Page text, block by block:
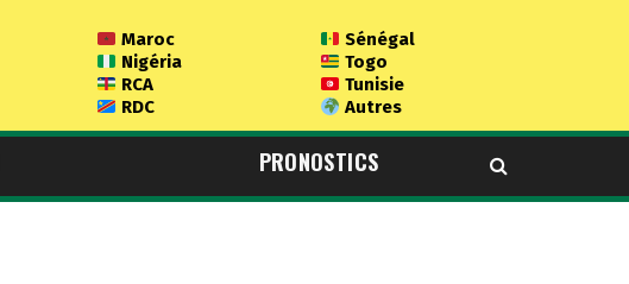
Maroc
Nigéria
RCA
RDC
Sénégal
Togo
Tunisie
Autres
PRONOSTICS